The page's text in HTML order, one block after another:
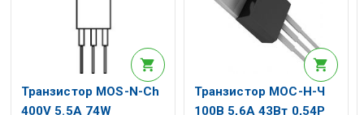
Транзистор MOS-N-Ch
400V 5.5A 74W
Транзистор МОС-Н-Ч
100В 5,6А 43Вт 0,54Р